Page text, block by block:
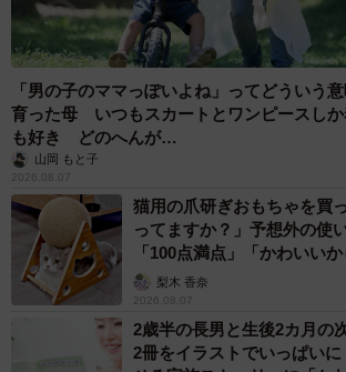
「男の子のママっぽいよね」ってどういう
育った母 いつもスカートとワンピースし
も好き どのへんが…
山岡 もと子
2026.08.07
猫用の爪研ぎおもちゃを買
ってますか？」予想外の使
「100点満点」「かわいいか
梨木 香奈
2026.08.07
2歳半の長男と生後2カ月
2冊をイラストでいっぱい